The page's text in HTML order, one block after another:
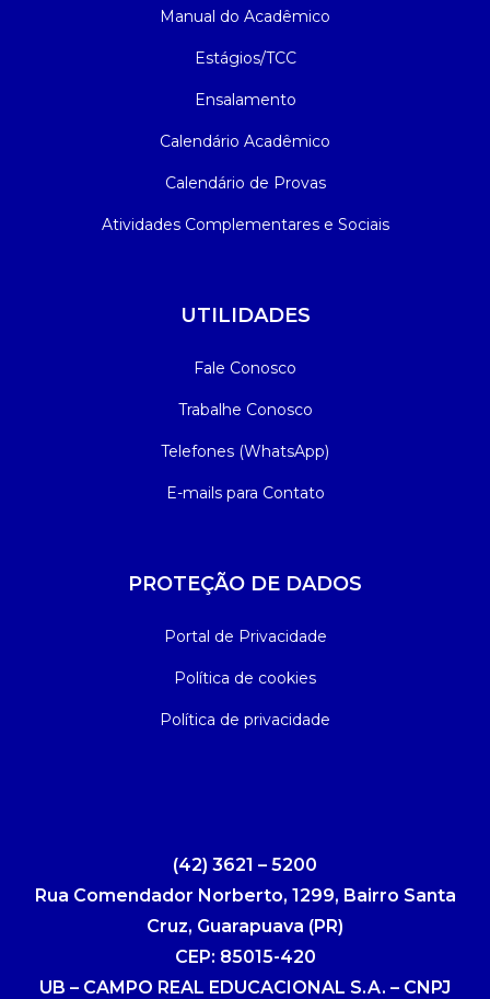
Manual do Acadêmico
Estágios/TCC
Ensalamento
Calendário Acadêmico
Calendário de Provas
Atividades Complementares e Sociais
UTILIDADES
Fale Conosco
Trabalhe Conosco
Telefones (WhatsApp)
E-mails para Contato
PROTEÇÃO DE DADOS
Portal de Privacidade
Política de cookies
Política de privacidade
(42) 3621 – 5200
Rua Comendador Norberto, 1299, Bairro Santa
Cruz, Guarapuava (PR)
CEP: 85015-420
UB – CAMPO REAL EDUCACIONAL S.A. – CNPJ